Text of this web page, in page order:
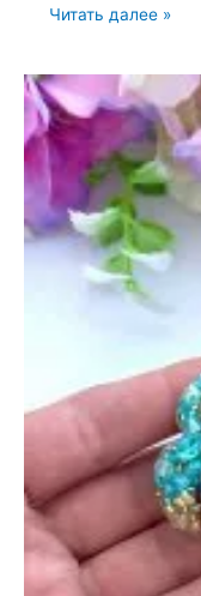
Броши:
Райская
птичка
Читать далее »